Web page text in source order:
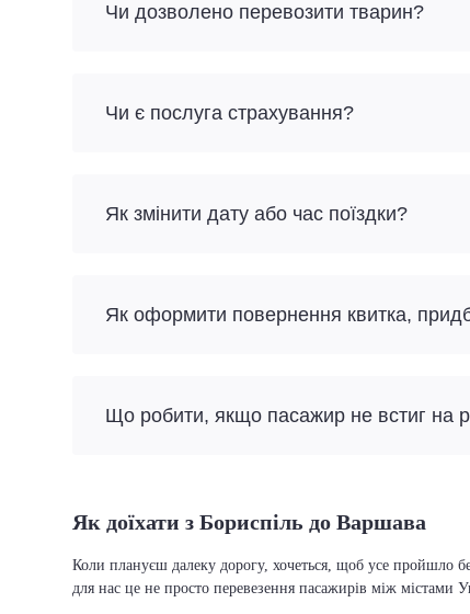
Чи дозволено перевозити тварин?
Чи є послуга страхування?
Як змінити дату або час поїздки?
Як оформити повернення квитка,
Що робити, якщо пасажир не встиг на
Як доїхати з Бориспіль до Варшава
Коли плануєш далеку дорогу, хочеться, щоб усе пройшло
для нас це не просто перевезення пасажирів між містами